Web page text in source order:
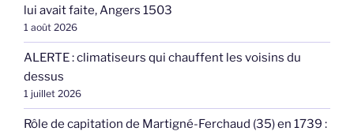
lui avait faite, Angers 1503
1 août 2026
ALERTE : climatiseurs qui chauffent les voisins du
dessus
1 juillet 2026
Rôle de capitation de Martigné-Ferchaud (35) en 1739 :